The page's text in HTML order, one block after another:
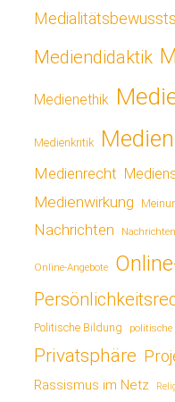
Mediendidaktik
Medienethik
Medienkritik
Medienrecht
Medienwirkung
Nachrichten
Online-Angebote
Politische Bildung politische
Privatsphäre
Rassismus im Netz